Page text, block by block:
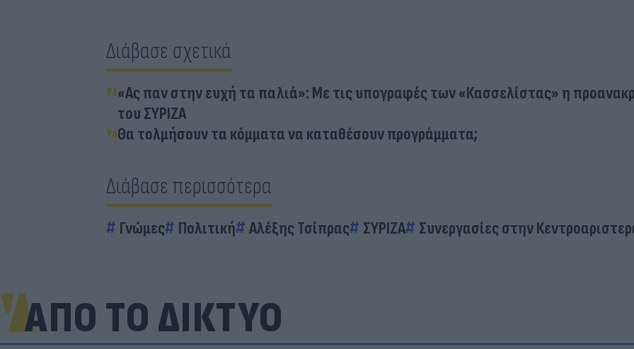
Διάβασε σχετικά
«Ας παν στην ευχή τα παλιά»: Με τις υπογραφές των «Κασσελίστας» η
του ΣΥΡΙΖΑ
Θα τολμήσουν τα κόμματα να καταθέσουν προγράμματα;
Διάβασε περισσότερα
Γνώμες Πολιτική Αλέξης Τσίπρας ΣΥΡΙΖΑ Συνεργασίες στην
ΑΠΟ ΤΟ ΔΙΚΤΥΟ